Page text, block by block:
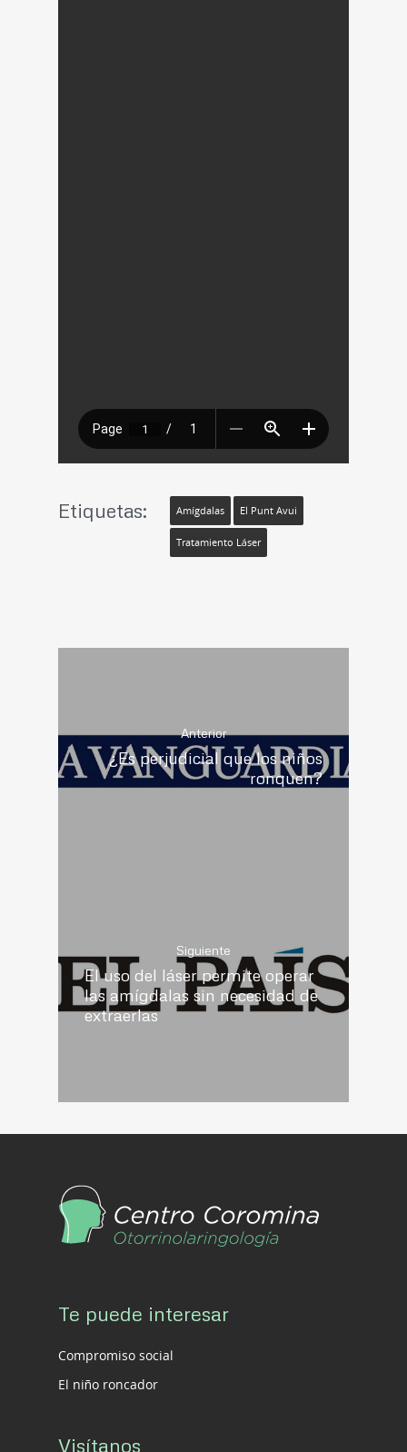
Etiquetas: Amígdalas El Punt Avui
Tratamiento Láser
Anterior
¿Es perjudicial que los niños
ronquen?
Siguiente
El uso del láser permite operar
las amígdalas sin necesidad de
extraerlas
Te puede interesar
Compromiso social
El niño roncador
Visítanos